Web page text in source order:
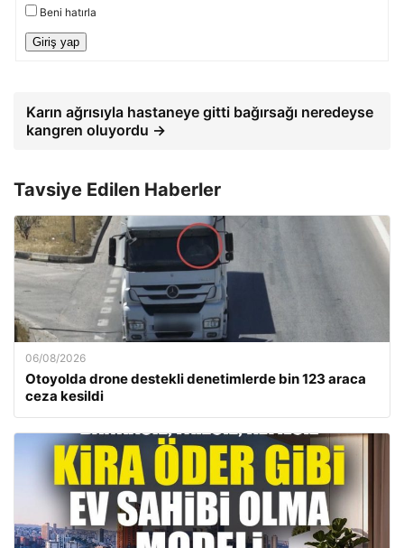
Beni hatırla
Giriş yap
Karın ağrısıyla hastaneye gitti bağırsağı neredeyse
kangren oluyordu →
Tavsiye Edilen Haberler
06/08/2026
Otoyolda drone destekli denetimlerde bin 123 araca
ceza kesildi